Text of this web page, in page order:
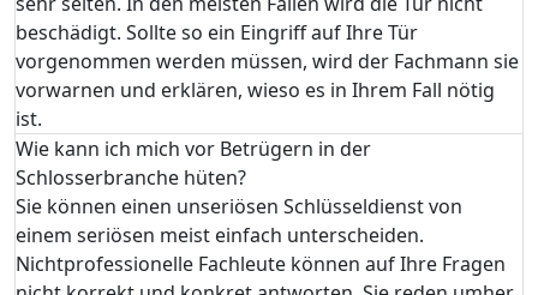
beschädigt. Sollte so ein Eingriff auf Ihre Tür
vorgenommen werden müssen, wird der Fachmann sie
vorwarnen und erklären, wieso es in Ihrem Fall nötig
ist.
Wie kann ich mich vor Betrügern in der
Schlosserbranche hüten?
Sie können einen unseriösen Schlüsseldienst von
einem seriösen meist einfach unterscheiden.
Nichtprofessionelle Fachleute können auf Ihre Fragen